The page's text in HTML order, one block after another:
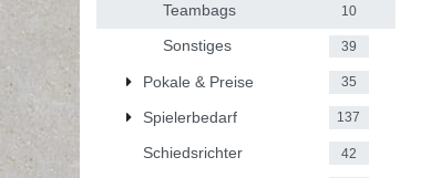
Teambags 10
Sonstiges 39
Pokale & Preise 35
Spielerbedarf 137
Schiedsrichter 42